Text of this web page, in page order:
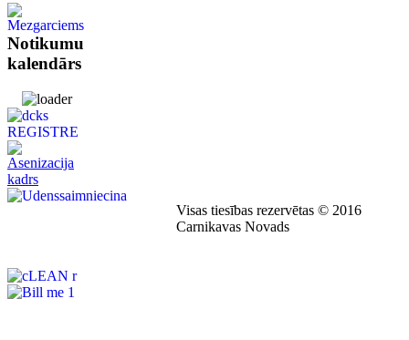
Notikumu
kalendārs
Visas tiesības rezervētas © 2016
Carnikavas Novads